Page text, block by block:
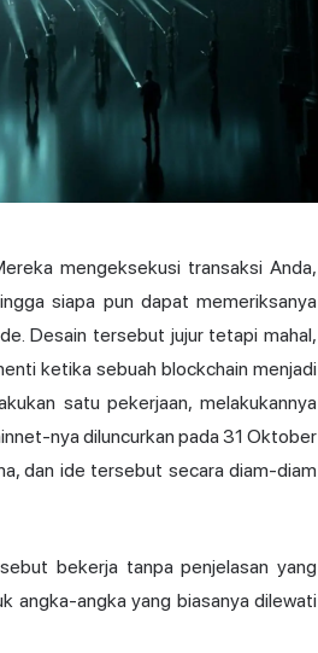
mengeksekusi transaksi Anda,
siapa pun dapat memeriksanya
Desain tersebut jujur tetapi mahal,
ketika sebuah blockchain menjadi
satu pekerjaan, melakukannya
nya diluncurkan pada 31 Oktober
dan ide tersebut secara diam-diam
bekerja tanpa penjelasan yang
angka-angka yang biasanya dilewati